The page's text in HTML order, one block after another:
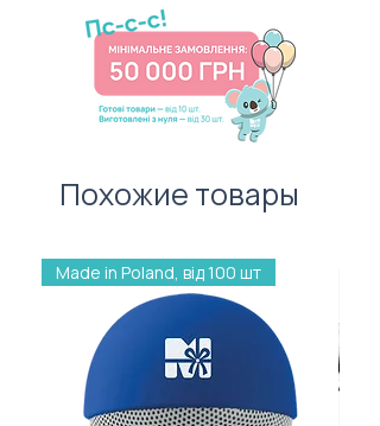
адресату. І не забудьте про
листівку — важливий атрибут
першого враження!
100 штук без врахування
вартості нанесення.
Похожие товары
Made in Poland, від 100 шт